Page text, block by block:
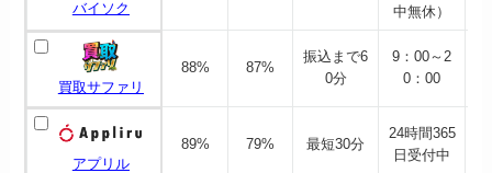
バイソク
中無休）
買取サファリ
88% 87%
振込まで6
0分
9：00～2
0：00
アプリル
89% 79% 最短30分
24時間365
日受付中